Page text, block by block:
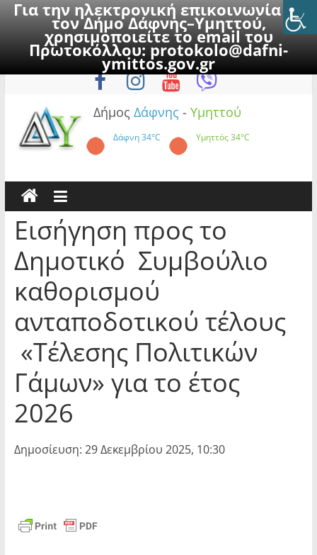
Για την ηλεκτρονική επικοινωνία με
τον Δήμο Δάφνης–Υμηττού,
χρησιμοποιείτε το email του
Πρωτοκόλλου:protokolo@dafni-
ymittos.gov.gr
to
Πέμπτη, 6 Αυγούστου 2026
Δήμος Δάφνης - Υμηττού
Δάφνη34°C Υμηττός34°C
Εισήγηση προς το
Δημοτικό Συμβούλιο
καθορισμού
ανταποδοτικού τέλους
«Τέλεσης Πολιτικών
Γάμων» για το έτος
2026
Δημοσίευση: 29 Δεκεμβρίου 2025, 10:30